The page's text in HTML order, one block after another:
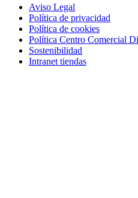
Aviso Legal
Política de privacidad
Política de cookies
Política Centro Comercial
Sostenibilidad
Intranet tiendas